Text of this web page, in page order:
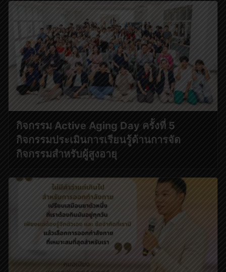
กิจกรรม Active Aging Day ครั้งที่ 5
กิจกรรมประเมินการเรียนรู้ด้านการจัด
กิจกรรมสำหรับผู้สูงอายุ